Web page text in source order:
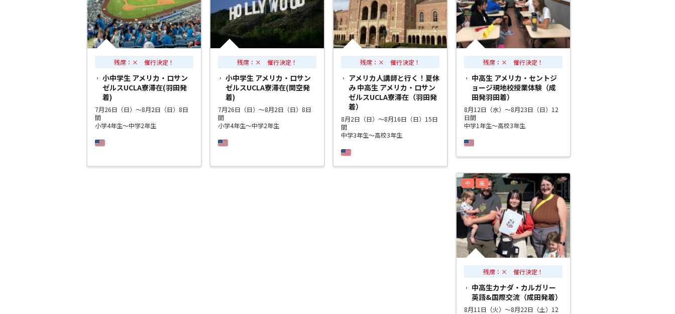
残席：× 催行決定！
小中学生 アメリカ・ロサン
ゼルスUCLA寮滞在(羽田発
着)
7月26日（日）～8月2日（日）8日
間
小学4年生～中学2年生
残席：× 催行決定！
小中学生 アメリカ・ロサン
ゼルスUCLA寮滞在(関空発
着)
7月26日（日）～8月2日（日）8日
間
小学4年生～中学2年生
残席：× 催行決定！
アメリカ人講師と行く！夏休
み 中高生 アメリカ・ロサン
ゼルスUCLA寮滞在（羽田発
着）
8月2日（日）～8月16日（日）15日
間
中学3年生～高校3年生
残席：× 催行決定！
中高生 アメリカ・セントジ
ョージ現地校授業体験（成
田発羽田着）
8月12日（水）～8月23日（日）12
日間
中学1年生～高校3年生
残席：× 催行決定！
中高生カナダ・カルガリー
英語&国際交流（成田発着）
8月11日（火）～8月22日（土）12
中 高